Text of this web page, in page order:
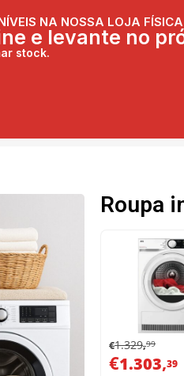
NA NOSSA LOJA
e levante no
stock.
Roupa
€1.329,99
€1.303,39